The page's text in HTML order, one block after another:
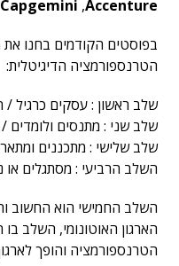
Capgemini ,Accenture
בפוסטים הקודמים בחנו
הטרנספורמציה הדיגיטלית:
שלב ראשון : עסקים כרגיל /
שלב שני : מתנסים ולומדים
שלב שלישי : מתכננים
השלב הרביעי : מסתגלים או
השלב החמישי הוא החשוב
הארגון האוטונומי, השלב
הטרנספורמציה והופך